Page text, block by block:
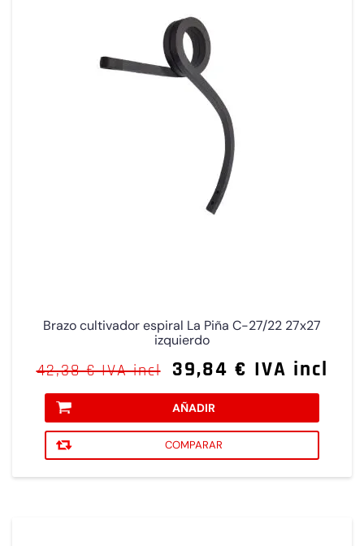
Brazo cultivador espiral La Piña C-27/22 27x27
izquierdo
42,38 € IVA incl 39,84 € IVA incl
AÑADIR
COMPARAR